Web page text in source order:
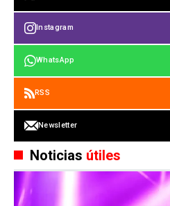
Instagram
WhatsApp
RSS
Newsletter
Noticias útiles